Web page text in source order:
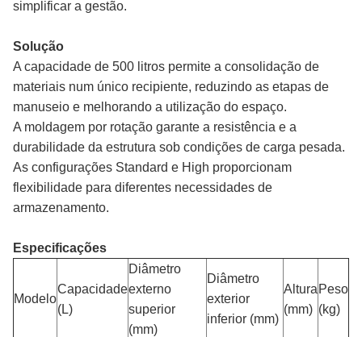
simplificar a gestão.
Solução
A capacidade de 500 litros permite a consolidação de
materiais num único recipiente, reduzindo as etapas de
manuseio e melhorando a utilização do espaço.
A moldagem por rotação garante a resistência e a
durabilidade da estrutura sob condições de carga pesada.
As configurações Standard e High proporcionam
flexibilidade para diferentes necessidades de
armazenamento.
Especificações
Modelo
Capacidade
(L)
Diâmetro
externo
superior
(mm)
Diâmetro
exterior
inferior (mm)
Altura
(mm)
Peso
(kg)